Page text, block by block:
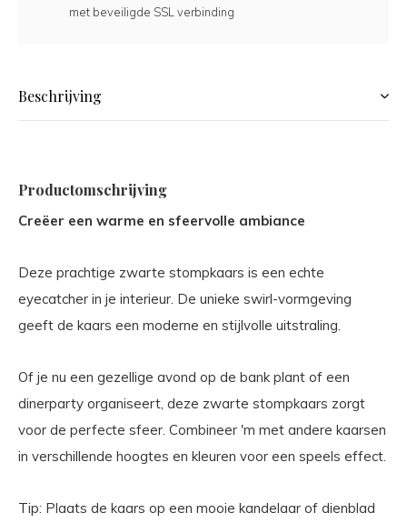
met beveiligde SSL verbinding
Beschrijving
Productomschrijving
Creëer een warme en sfeervolle ambiance
Deze prachtige zwarte stompkaars is een echte
eyecatcher in je interieur. De unieke swirl-vormgeving
geeft de kaars een moderne en stijlvolle uitstraling.
Of je nu een gezellige avond op de bank plant of een
dinerparty organiseert, deze zwarte stompkaars zorgt
voor de perfecte sfeer. Combineer 'm met andere kaarsen
in verschillende hoogtes en kleuren voor een speels effect.
Tip: Plaats de kaars op een mooie kandelaar of dienblad